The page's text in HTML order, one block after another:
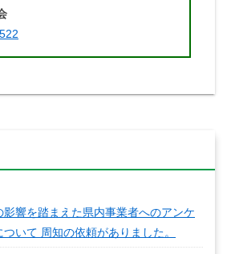
響を踏まえた県内事業者へのアンケ
いて 周知の依頼がありました。